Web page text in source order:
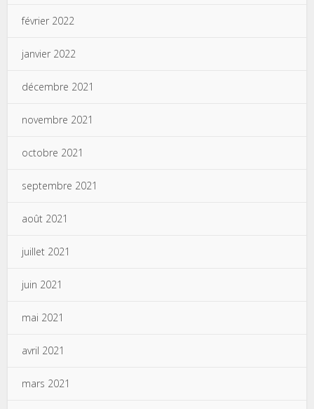
février 2022
janvier 2022
décembre 2021
novembre 2021
octobre 2021
septembre 2021
août 2021
juillet 2021
juin 2021
mai 2021
avril 2021
mars 2021